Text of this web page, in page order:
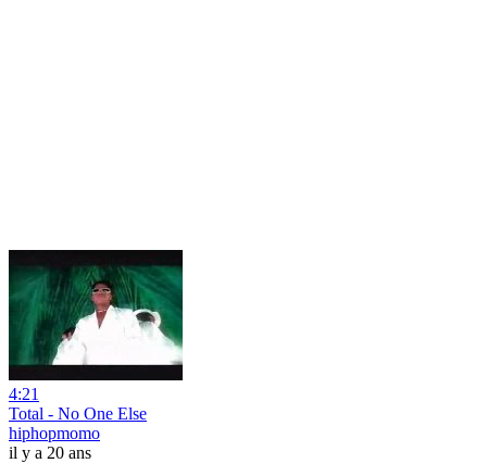
4:21
Total - No One Else
hiphopmomo
il y a 20 ans